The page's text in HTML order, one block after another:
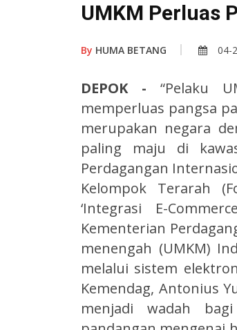
UMKM Perluas
By HUMA BETANG 04-
DEPOK - “Pelaku
memperluas pangsa
merupakan negara
paling maju di
Perdagangan
Kelompok Terarah
‘Integrasi E-
Kementerian
menengah (UMKM)
melalui sistem
Kemendag, Antonius
menjadi wadah